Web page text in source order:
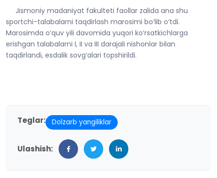
Jismoniy madaniyat fakulteti faollar zalida ana shu
sportchi-talabalarni taqdirlash marosimi bo‘lib o‘tdi.
Marosimda o‘quv yili davomida yuqori ko‘rsatkichlarga
erishgan talabalarni I, II va III darajali nishonlar bilan
taqdirlandi, esdalik sovg‘alari topshirildi.
Teglar: Dolzarb yangiliklar
Ulashish: